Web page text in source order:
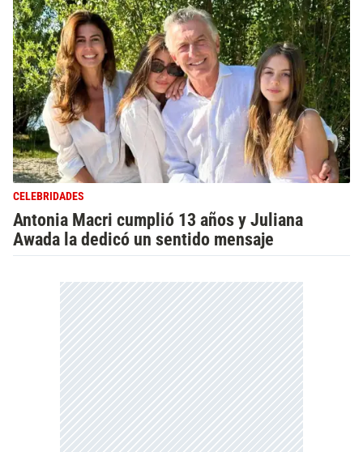
CELEBRIDADES
Antonia Macri cumplió 13 años y Juliana
Awada la dedicó un sentido mensaje